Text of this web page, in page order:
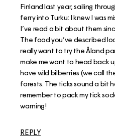
Finland last year, sailing
ferry into Turku: I knew I was
I’ve read a bit about them
The food you’ve described
really want to try the Åland
make me want to head back
have wild bilberries (we call
forests. The ticks sound a bit
remember to pack my tick
warning!
REPLY